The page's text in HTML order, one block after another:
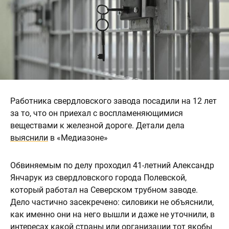
Работника свердловского завода посадили на 12 лет
за то, что он приехал с воспламеняющимися
веществами к железной дороге. Детали дела
выяснили в «Медиазоне»
Обвиняемым по делу проходил 41-летний Александр
Янчарук из свердловского города Полевской,
который работал на Северском трубном заводе.
Дело частично засекречено: силовики не объяснили,
как именно они на него вышли и даже не уточнили, в
интересах какой страны или организации тот якобы